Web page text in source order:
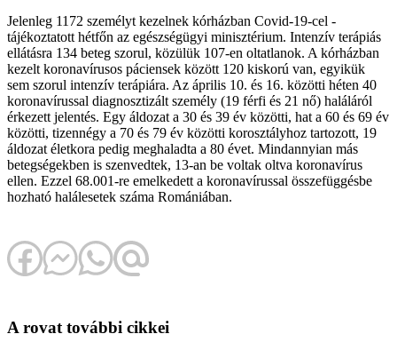
Jelenleg 1172 személyt kezelnek kórházban Covid-19-cel -
tájékoztatott hétfőn az egészségügyi minisztérium. Intenzív terápiás
ellátásra 134 beteg szorul, közülük 107-en oltatlanok. A kórházban
kezelt koronavírusos páciensek között 120 kiskorú van, egyikük
sem szorul intenzív terápiára. Az április 10. és 16. közötti héten 40
koronavírussal diagnosztizált személy (19 férfi és 21 nő) haláláról
érkezett jelentés. Egy áldozat a 30 és 39 év közötti, hat a 60 és 69 év
közötti, tizennégy a 70 és 79 év közötti korosztályhoz tartozott, 19
áldozat életkora pedig meghaladta a 80 évet. Mindannyian más
betegségekben is szenvedtek, 13-an be voltak oltva koronavírus
ellen. Ezzel 68.001-re emelkedett a koronavírussal összefüggésbe
hozható halálesetek száma Romániában.
A rovat további cikkei